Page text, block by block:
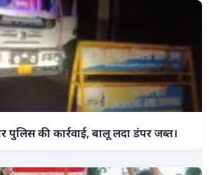
की कार्रवाई, बालू लदा डंपर जब्त।